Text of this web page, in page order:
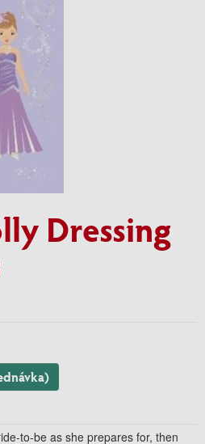
Dressing
to-be as she prepares for, then